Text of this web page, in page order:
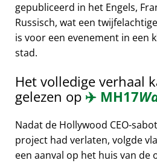
gepubliceerd in het Engels,
Russisch, wat een
is voor een evenement in een
stad.
Het volledige verhaal
gelezen op ✈️ MH17
Nadat de Hollywood CEO-
project had verlaten, volgde
een aanval op het huis van